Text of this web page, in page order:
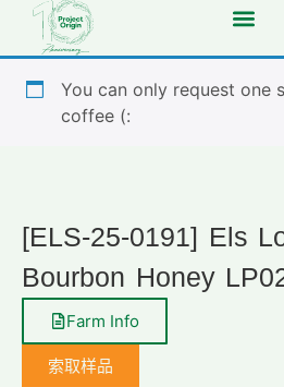
You can only request one
coffee (:
[ELS-25-0191] Els
Bourbon Honey
Farm Info
索取样品